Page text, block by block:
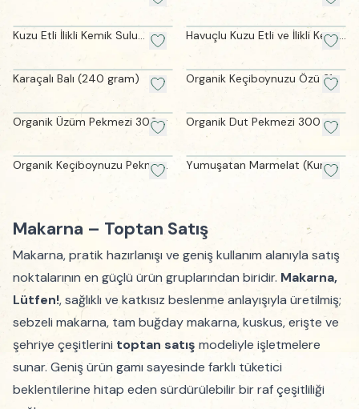
Enginar Çorbası (165 gram)
Kuzu Etli İlikli Kemik Sulu
Bezelye Çorbası (165 gram)
Havuçlu Kuzu Etli ve İlikli Kemik
Karaçalı Balı (240 gram)
Organik Keçiboynuzu Özü 315
Organik Üzüm Pekmezi 300 g
Organik Dut Pekmezi 300 g
Organik Keçiboynuzu Pekmezi
Yumuşatan Marmelat (Kuru
İncir-Kayısı-Erik - 190 gram)
Makarna – Toptan Satış
Makarna, pratik hazırlanışı ve geniş kullanım alanıyla satış
noktalarının en güçlü ürün gruplarından biridir. Makarna,
Lütfen!, sağlıklı ve katkısız beslenme anlayışıyla üretilmiş;
sebzeli makarna, tam buğday makarna, kuskus, erişte ve
şehriye çeşitlerini toptan satış modeliyle işletmelere
sunar. Geniş ürün gamı sayesinde farklı tüketici
beklentilerine hitap eden sürdürülebilir bir raf çeşitliliği